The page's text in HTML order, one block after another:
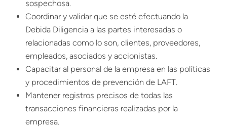
sospechosa.
Coordinar y validar que se esté efectuando la
Debida Diligencia a las partes interesadas o
relacionadas como lo son, clientes, proveedores,
empleados, asociados y accionistas.
Capacitar al personal de la empresa en las políticas
y procedimientos de prevención de LAFT.
Mantener registros precisos de todas las
transacciones financieras realizadas por la
empresa.